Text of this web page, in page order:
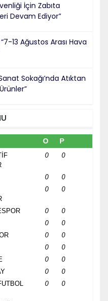
İçin Zabıta
Devam Ediyor”
13 Ağustos Arası Hava
Sokağı’nda Atıktan
O P
0 0
0
0
0 0
0
0
0
0
0
0
0
0
0
0
0
0
0 0